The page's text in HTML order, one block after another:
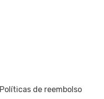
Políticas de reembolso